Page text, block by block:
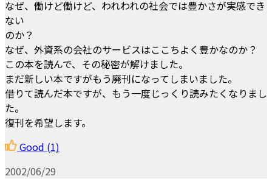
なぜ、働けど働けど、われわれの社会では豊かさが実感でき
ない
のか？
なぜ、外資系の会社のサービスはここちよく豊かなのか？
この本を読んで、その秘密が解けました。
まだ新しい本ですがもう廃刊になってしまいました。
借りて読んだ本ですが、もう一度じっくり読みたくなりまし
た。
復刊を希望します。
Good (1)
2002/06/29